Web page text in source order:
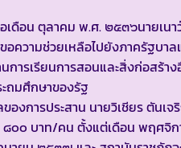
เดือน ตุลาคม พ.ศ. ๒๕๓๖นายเ
อความช่วยเหลือไปยังภาครัฐบา
การเรียนการสอนและสิ่งก่อสร้า
ถมศึกษาของรัฐ
องการประสาน นายวิเชียร ตัน
๘๐๐ บาท/คน ตั้งแต่เดือน พฤศจิ